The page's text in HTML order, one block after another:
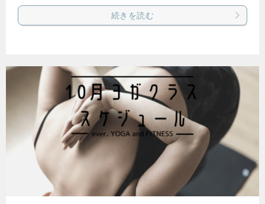
続きを読む